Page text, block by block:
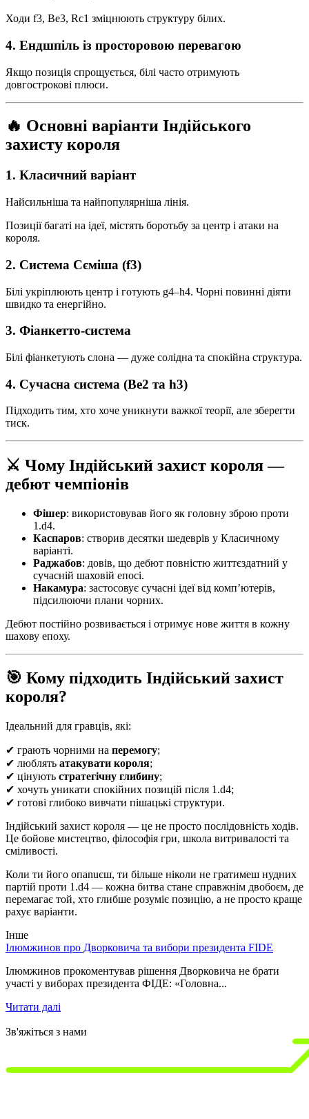
Ходи f3, Be3, Rc1 зміцнюють структуру білих.
4. Ендшпіль із просторовою перевагою
Якщо позиція спрощується, білі часто отримують
довгострокові плюси.
🔥 Основні варіанти Індійського
захисту короля
1. Класичний варіант
Найсильніша та найпопулярніша лінія.
Позиції багаті на ідеї, містять боротьбу за центр і атаки на
короля.
2. Система Сємiша (f3)
Білі укріплюють центр і готують g4–h4. Чорні повинні діяти
швидко та енергійно.
3. Фіанкетто-система
Білі фіанкетують слона — дуже солідна та спокійна структура.
4. Сучасна система (Be2 та h3)
Підходить тим, хто хоче уникнути важкої теорії, але зберегти
тиск.
⚔️ Чому Індійський захист короля —
дебют чемпіонів
Фішер: використовував його як головну зброю проти
1.d4.
Каспаров: створив десятки шедеврів у Класичному
варіанті.
Раджабов: довів, що дебют повністю життєздатний у
сучасній шаховій епосі.
Накамура: застосовує сучасні ідеї від комп’ютерів,
підсилюючи плани чорних.
Дебют постійно розвивається і отримує нове життя в кожну
шахову епоху.
🎯 Кому підходить Індійський захист
короля?
Ідеальний для гравців, які:
✔ грають чорними на перемогу;
✔ люблять атакувати короля;
✔ цінують стратегічну глибину;
✔ хочуть уникати спокійних позицій після 1.d4;
✔ готові глибоко вивчати пішацькі структури.
Індійський захист короля — це не просто послідовність ходів.
Це бойове мистецтво, філософія гри, школа витривалості та
сміливості.
Коли ти його опanuєш, ти більше ніколи не гратимеш нудних
партій проти 1.d4 — кожна битва стане справжнім двобоєм, де
перемагає той, хто глибше розуміє позицію, а не просто краще
рахує варіанти.
Інше
Ілюмжинов про Дворковича та вибори президента FIDE
Ілюмжинов прокоментував рішення Дворковича не брати
участі у виборах президента ФІДЕ: «Головна...
Читати далі
Зв'яжіться з нами